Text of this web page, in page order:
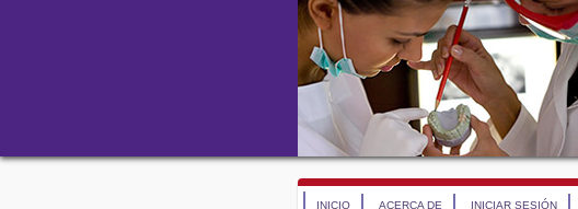
INICIO ACERCA DE INICIAR SESIÓN